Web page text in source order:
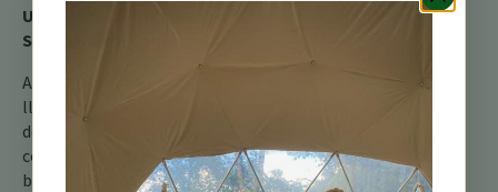
Un Espectáculo (y un
Sonido) para Contemplar
Aunque no es tan
llamativo como algunos
de sus vecinos
costarricenses, el vireo de
bigotes negros es un